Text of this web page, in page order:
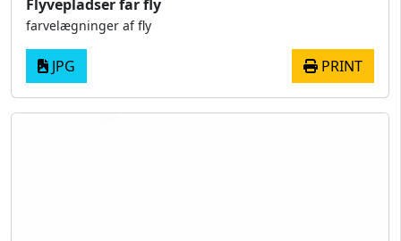
Flyvepladser far fly
farvelægninger af fly
JPG PRINT